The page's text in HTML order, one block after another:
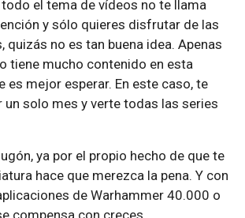
el tema de vídeos no te llama
y sólo quieres disfrutar de las
quizás no es tan buena idea. Apenas
tiene mucho contenido en esta
es mejor esperar. En este caso, te
un solo mes y verte todas las series
ya por el propio hecho de que te
hace que merezca la pena. Y con
de Warhammer 40.000 o